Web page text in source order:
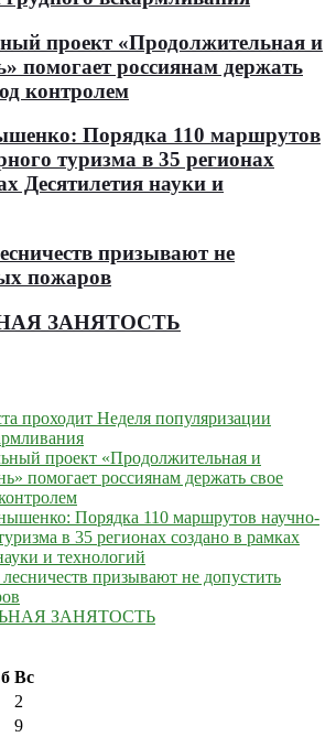
проект «Продолжительная и
помогает россиянам держать
контролем
Порядка 110 маршрутов
туризма в 35 регионах
Десятилетия науки и
призывают не
пожаров
ЗАНЯТОСТЬ
проходит Неделя популяризации
проект «Продолжительная и
помогает россиянам держать свое
Порядка 110 маршрутов научно-
в 35 регионах создано в рамках
и технологий
призывают не допустить
ЗАНЯТОСТЬ
Вс
2
9